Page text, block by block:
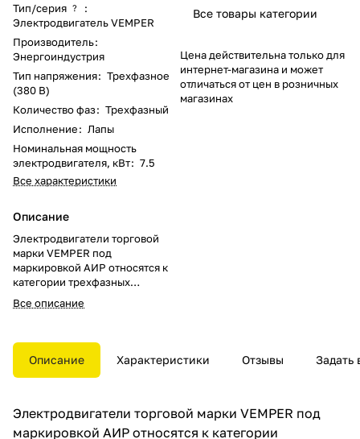
Тип/серия ?
:
Электродвигатель VEMPER
Производитель:
Энергоиндустрия
Тип напряжения: Трехфазное
(380 В)
Количество фаз: Трехфазный
Исполнение: Лапы
Номинальная мощность
электродвигателя, кВт: 7.5
Все характеристики
Описание
Электродвигатели торговой
марки VEMPER под
маркировкой АИР относятся к
категории трехфазных
общепромышленных
двигателей. Определение
о широкой сфере их
применения. Электродвигатели
данного типа применяются
строительной технике
(подъемные краны), в системах
Все описание
Все товары категории
Цена действительна только для
интернет-магазина и может
отличаться от цен в розничных
магазинах
Описание Характеристики Отзывы Задать
Электродвигатели торговой марки VEMPER под
маркировкой АИР относятся к категории